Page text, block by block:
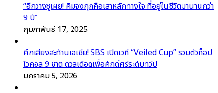
“อีกวางซูเผย! คิมจงกุกคือเสาหลักทางใจ ที่อยู่ในชีวิตมานานกว่า
9 ปี”
กุมภาพันธ์ 17, 2025
ศึกเสียงสะท้านเอเชีย! SBS เปิดเวที “Veiled Cup” รวมตัวท็อป
โวคอล 9 ชาติ ดวลเดือดเพื่อศักดิ์ศรีระดับทวีป
มกราคม 5, 2026